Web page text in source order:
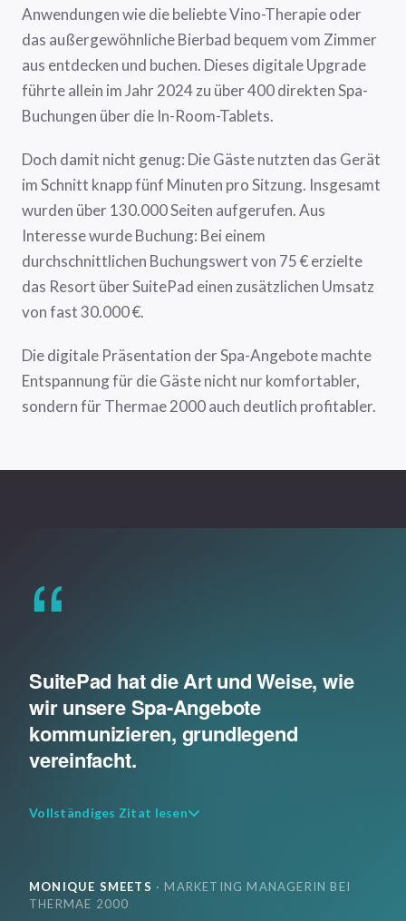
Anwendungen wie die beliebte Vino-Therapie oder
das außergewöhnliche Bierbad bequem vom Zimmer
aus entdecken und buchen. Dieses digitale Upgrade
führte allein im Jahr 2024 zu über 400 direkten Spa-
Buchungen über die In-Room-Tablets.
Doch damit nicht genug: Die Gäste nutzten das Gerät
im Schnitt knapp fünf Minuten pro Sitzung. Insgesamt
wurden über 130.000 Seiten aufgerufen. Aus
Interesse wurde Buchung: Bei einem
durchschnittlichen Buchungswert von 75 € erzielte
das Resort über SuitePad einen zusätzlichen Umsatz
von fast 30.000 €.
Die digitale Präsentation der Spa-Angebote machte
Entspannung für die Gäste nicht nur komfortabler,
sondern für Thermae 2000 auch deutlich profitabler.
“
SuitePad hat die Art und Weise, wie
wir unsere Spa-Angebote
kommunizieren, grundlegend
vereinfacht.
Vollständiges Zitat lesen
MONIQUE SMEETS · MARKETING MANAGERIN BEI
THERMAE 2000